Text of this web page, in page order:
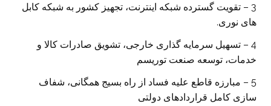
3 – تقویت گسترده شبکه اینترنت، تجهیز کشور به شبکه کابل
های نوری.
4 – تسهیل سرمایه گذاری خارجی، تشویق صادرات کالا و
خدمات، توسعه صنعت توریسم
5 – مبارزه قاطع علیه فساد از راه بسیج همگانی، شفاف
سازی کامل قراردادهای دولتی